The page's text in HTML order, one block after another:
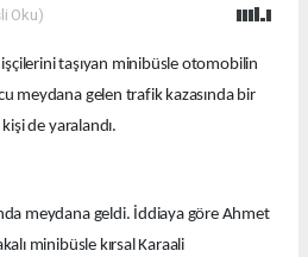
Oku)
işçilerini taşıyan minibüsle otomobilin
meydana gelen trafik kazasında bir
de yaralandı.
meydana geldi. İddiaya göre Ahmet
minibüsle kırsal Karaali